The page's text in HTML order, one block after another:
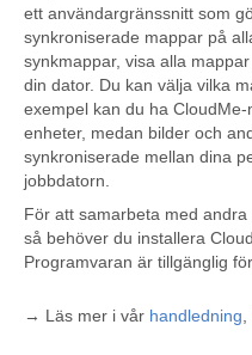
ett användargränssnitt som
synkroniserade mappar på
synkmappar, visa alla
din dator. Du kan välja vilka
exempel kan du ha
enheter, medan bilder och
synkroniserade mellan dina
jobbdatorn.
För att samarbeta med
så behöver du installera
Programvaran är tillgänglig för
→ Läs mer i vår handledning